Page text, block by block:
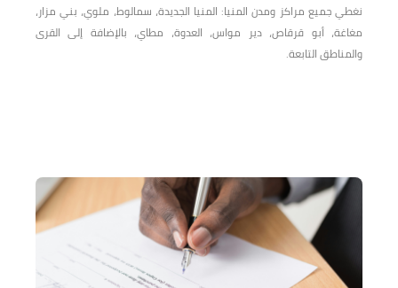
نغطي جميع مراكز ومدن المنيا: المنيا الجديدة، سمالوط، ملوي، بني مزار،
مغاغة، أبو قرقاص، دير مواس، العدوة، مطاي، بالإضافة إلى القرى
والمناطق التابعة.